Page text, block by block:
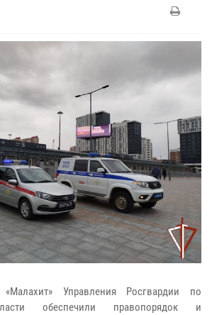
Управления Росгвардии по
обеспечили правопорядок и